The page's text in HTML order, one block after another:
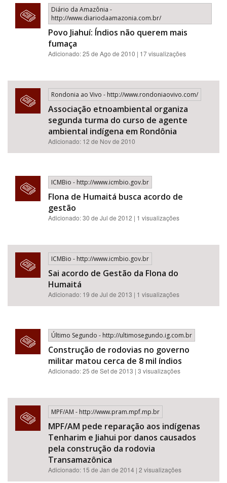
Diário da Amazônia -
http://www.diariodaamazonia.com.br/
Povo Jiahuí: Índios não querem mais
fumaça
Adicionado: 25 de Ago de 2010 | 17 visualizações
Rondonia ao Vivo - http://www.rondoniaovivo.com/
Associação etnoambiental organiza
segunda turma do curso de agente
ambiental indígena em Rondônia
Adicionado: 12 de Nov de 2010
ICMBio - http://www.icmbio.gov.br
Flona de Humaitá busca acordo de
gestão
Adicionado: 30 de Jul de 2012 | 1 visualizações
ICMBio - http://www.icmbio.gov.br
Sai acordo de Gestão da Flona do
Humaitá
Adicionado: 19 de Jul de 2013 | 1 visualizações
Último Segundo - http://ultimosegundo.ig.com.br
Construção de rodovias no governo
militar matou cerca de 8 mil índios
Adicionado: 25 de Set de 2013 | 3 visualizações
MPF/AM - http://www.pram.mpf.mp.br
MPF/AM pede reparação aos indígenas
Tenharim e Jiahui por danos causados
pela construção da rodovia
Transamazônica
Adicionado: 15 de Jan de 2014 | 2 visualizações